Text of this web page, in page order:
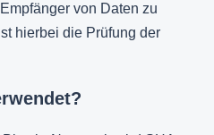
von Daten zu
hierbei die Prüfung der